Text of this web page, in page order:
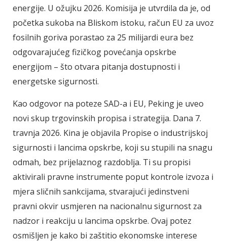
energije. U ožujku 2026. Komisija je utvrdila da je, od
početka sukoba na Bliskom istoku, račun EU za uvoz
fosilnih goriva porastao za 25 milijardi eura bez
odgovarajućeg fizičkog povećanja opskrbe
energijom – što otvara pitanja dostupnosti i
energetske sigurnosti.
Kao odgovor na poteze SAD-a i EU, Peking je uveo
novi skup trgovinskih propisa i strategija. Dana 7.
travnja 2026. Kina je objavila Propise o industrijskoj
sigurnosti i lancima opskrbe, koji su stupili na snagu
odmah, bez prijelaznog razdoblja. Ti su propisi
aktivirali pravne instrumente poput kontrole izvoza i
mjera sličnih sankcijama, stvarajući jedinstveni
pravni okvir usmjeren na nacionalnu sigurnost za
nadzor i reakciju u lancima opskrbe. Ovaj potez
osmišljen je kako bi zaštitio ekonomske interese